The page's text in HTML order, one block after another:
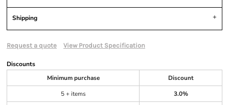
Shipping
Request a quote View Product Specification
Discounts
Minimum purchase
Discount
5 + items
3.0%